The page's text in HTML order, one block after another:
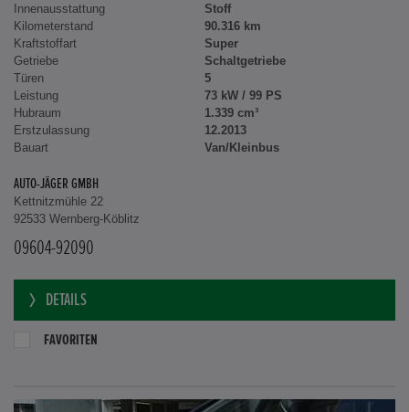
Innenausstattung
Stoff
Kilometerstand
90.316 km
Kraftstoffart
Super
Getriebe
Schaltgetriebe
Türen
5
Leistung
73 kW / 99 PS
Hubraum
1.339 cm³
Erstzulassung
12.2013
Bauart
Van/Kleinbus
AUTO-JÄGER GMBH
Kettnitzmühle 22
92533 Wernberg-Köblitz
09604-92090
DETAILS
FAVORITEN